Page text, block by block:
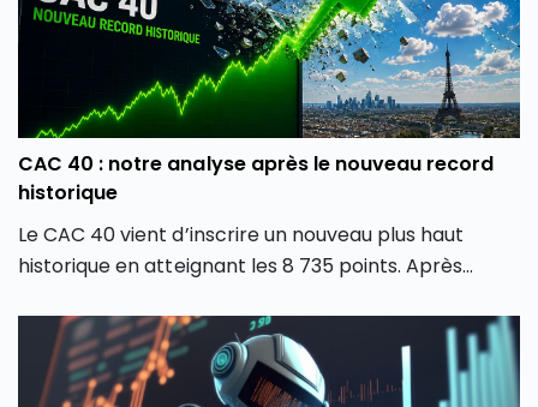
CAC 40 : notre analyse après le nouveau record
historique
Le CAC 40 vient d’inscrire un nouveau plus haut
historique en atteignant les 8 735 points. Après
parisien semble avoir retrouvé une dynamique
haussière en dépassant son précédent record de
février 2026. Comment expliquer cette envolée du